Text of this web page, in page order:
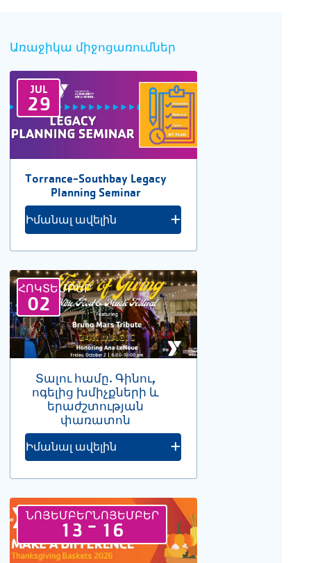
Առաջիկա միջոցառումներ
JUL
29
Torrance-Southbay Legacy
Planning Seminar
Իմանալ ավելին
ՀՈԿՏԵՄԲԵՐ
02
Տալու համը. Գինու,
ոգելից խմիչքների և
երաժշտության
փառատոն
Իմանալ ավելին
ՆՈՅԵՄԲԵՐՆՈՅԵՄԲԵՐ
13 - 16